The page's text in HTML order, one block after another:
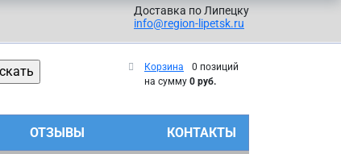
Доставка по Липецку
info@region-lipetsk.ru
Корзина
0 позиций
на сумму 0 руб.
ОТЗЫВЫ КОНТАКТЫ